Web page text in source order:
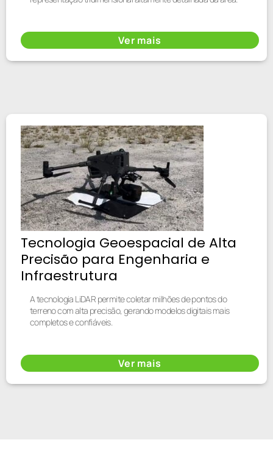
Ver mais
Tecnologia Geoespacial de Alta
Precisão para Engenharia e
Infraestrutura
A tecnologia LiDAR permite coletar milhões de pontos do
terreno com alta precisão, gerando modelos digitais mais
completos e confiáveis.
Ver mais